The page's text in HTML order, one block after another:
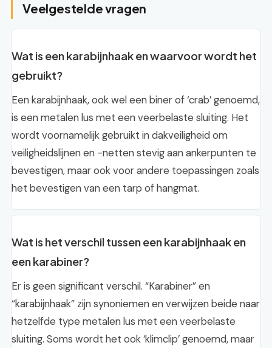
Veelgestelde vragen
Wat is een karabijnhaak en waarvoor wordt het
gebruikt?
Een karabijnhaak, ook wel een biner of ‘crab’ genoemd,
is een metalen lus met een veerbelaste sluiting. Het
wordt voornamelijk gebruikt in dakveiligheid om
veiligheidslijnen en -netten stevig aan ankerpunten te
bevestigen, maar ook voor andere toepassingen zoals
het bevestigen van een tarp of hangmat.
Wat is het verschil tussen een karabijnhaak en
een karabiner?
Er is geen significant verschil. “Karabiner” en
“karabijnhaak” zijn synoniemen en verwijzen beide naar
hetzelfde type metalen lus met een veerbelaste
sluiting. Soms wordt het ook ‘klimclip’ genoemd, maar